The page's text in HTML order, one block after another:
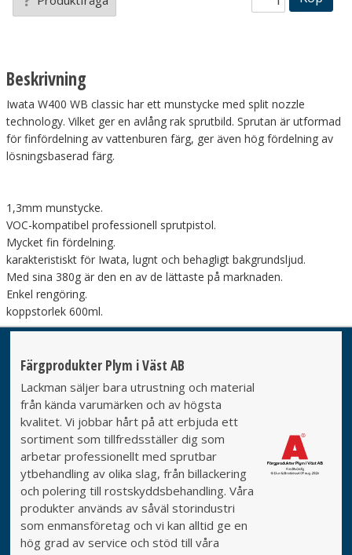
Beskrivning
Iwata W400 WB classic har ett munstycke med split nozzle
technology. Vilket ger en avlång rak sprutbild. Sprutan är utformad
för finfördelning av vattenburen färg, ger även hög fördelning av
lösningsbaserad färg.
1,3mm munstycke.
VOC-kompatibel professionell sprutpistol.
Mycket fin fördelning.
karakteristiskt för Iwata, lugnt och behagligt bakgrundsljud.
Med sina 380g är den en av de lättaste på marknaden.
Enkel rengöring.
koppstorlek 600ml.
Färgprodukter Plym i Väst AB
Lackman säljer bara utrustning och material
från kända varumärken och av högsta
kvalitet. Vi jobbar hårt på att erbjuda ett
sortiment som tillfredsställer dig som
arbetar professionellt med sprutbar
ytbehandling av olika slag, från billackering
och polering till rostskyddsbehandling. Våra
produkter används av såväl storindustri
som enmansföretag och vi kan alltid ge en
hög grad av service och stöd till våra